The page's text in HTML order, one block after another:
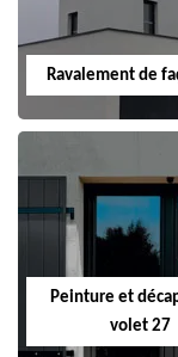
Ravalement de
Peinture et
volet 27